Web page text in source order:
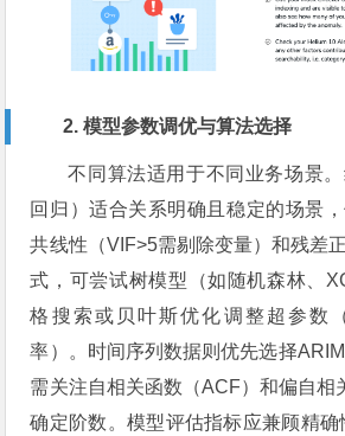
2. 模型参数调优与算法选择
不同算法适用于不同业务场景
回归）适合关系明确且稳定的场景
共线性（VIF>5需剔除变量）和残差
式，可尝试树模型（如随机森林、
格搜索或贝叶斯优化调整超参数
率）。时间序列数据则优先选择
需关注自相关函数（ACF）和偏自相
确定阶数。模型评估指标应兼顾精确